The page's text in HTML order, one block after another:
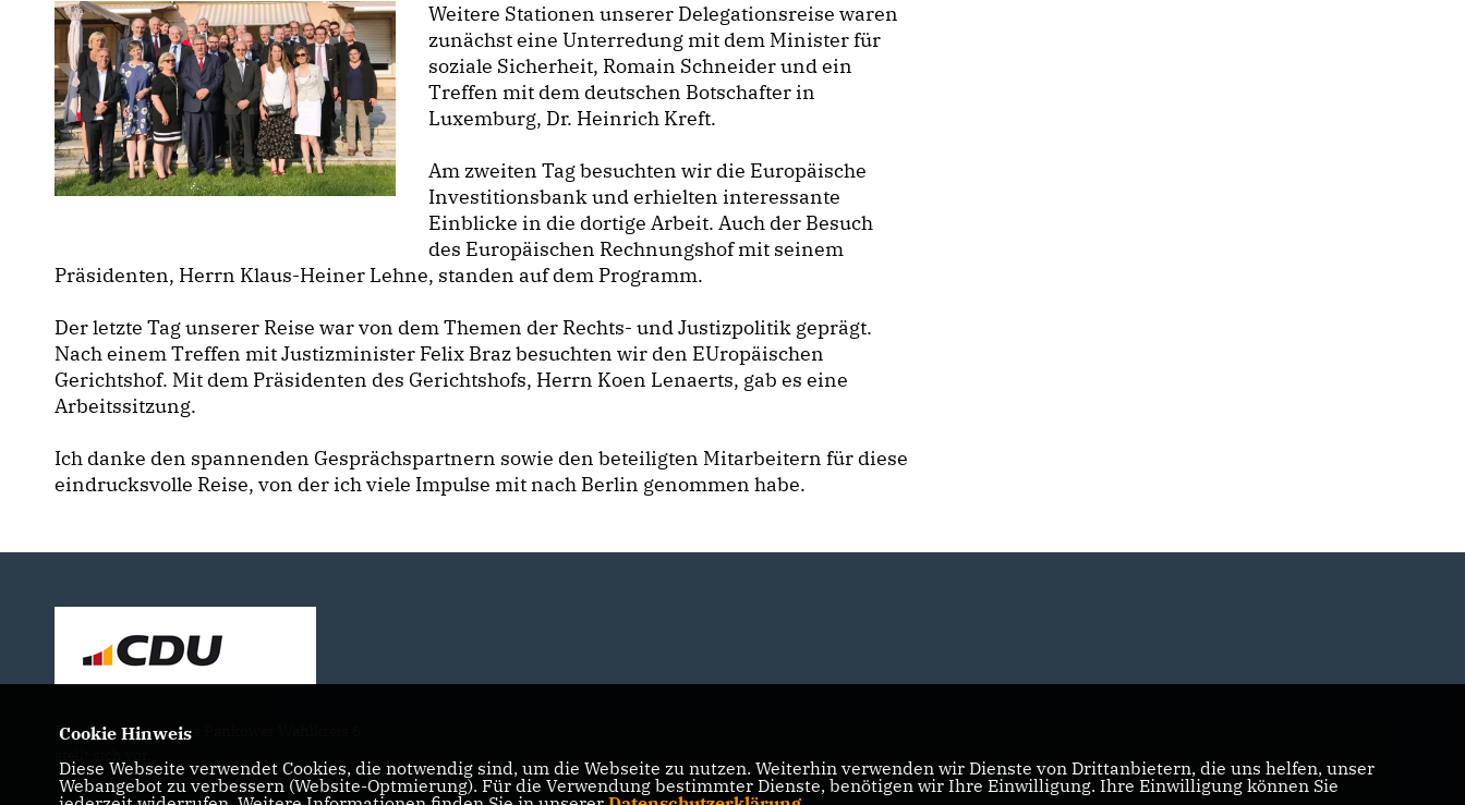
Weitere Stationen unserer Delegationsreise waren
zunächst eine Unterredung mit dem Minister für
soziale Sicherheit, Romain Schneider und ein
Treffen mit dem deutschen Botschafter in
Luxemburg, Dr. Heinrich Kreft.
Am zweiten Tag besuchten wir die Europäische
Investitionsbank und erhielten interessante
Einblicke in die dortige Arbeit. Auch der Besuch
des Europäischen Rechnungshof mit seinem
Präsidenten, Herrn Klaus-Heiner Lehne, standen auf dem Programm.
Der letzte Tag unserer Reise war von dem Themen der Rechts- und Justizpolitik geprägt.
Nach einem Treffen mit Justizminister Felix Braz besuchten wir den EUropäischen
Gerichtshof. Mit dem Präsidenten des Gerichtshofs, Herrn Koen Lenaerts, gab es eine
Arbeitssitzung.
Ich danke den spannenden Gesprächspartnern sowie den beteiligten Mitarbeitern für diese
eindrucksvolle Reise, von der ich viele Impulse mit nach Berlin genommen habe.
Der Abgeordnete des Pankower Wahlkreis 6
Cookie Hinweis
Diese Webseite verwendet Cookies, die notwendig sind, um die Webseite zu nutzen. Weiterhin verwenden wir Dienste von Drittanbietern, die uns helfen, unser
Webangebot zu verbessern (Website-Optmierung). Für die Verwendung bestimmter Dienste, benötigen wir Ihre Einwilligung. Ihre Einwilligung können Sie